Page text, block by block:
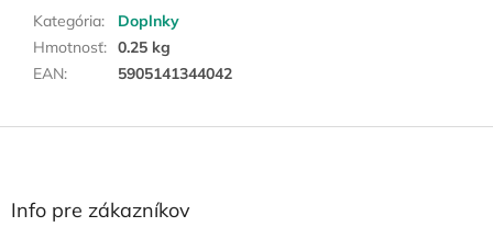
Kategória:
Doplnky
Hmotnosť: 0.25 kg
EAN: 5905141344042
Z
Info pre zákazníkov